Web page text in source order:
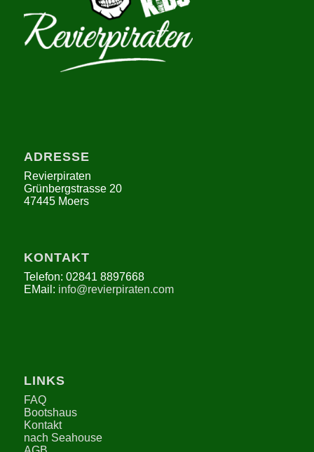
ADRESSE
Revierpiraten
Grünbergstrasse 20
47445 Moers
KONTAKT
Telefon: 02841 8897668
EMail: info@revierpiraten.com
LINKS
FAQ
Bootshaus
Kontakt
nach Seahouse